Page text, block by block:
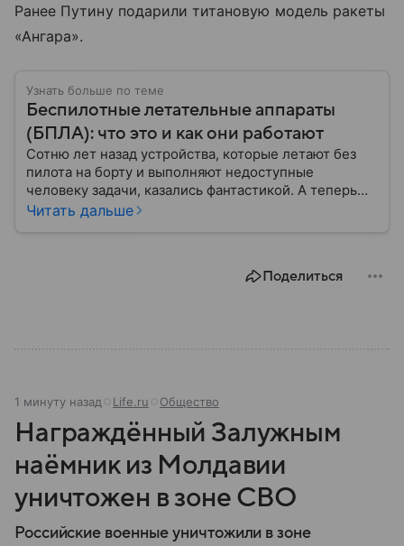
Ранее Путину подарили титановую модель ракеты
«Ангара».
Узнать больше по теме
Беспилотные летательные аппараты
(БПЛА): что это и как они работают
Сотню лет назад устройства, которые летают без
пилота на борту и выполняют недоступные
человеку задачи, казались фантастикой. А теперь
они стали реальностью: собрали главное о
Читать дальше
Поделиться
1 минуту назад Life.ru Общество
Награждённый Залужным
наёмник из Молдавии
уничтожен в зоне СВО
Российские военные уничтожили в зоне